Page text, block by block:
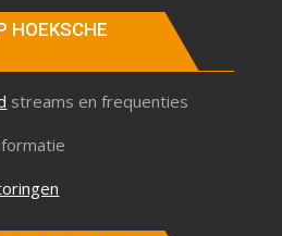
HOEKSCHE
streams en frequenties